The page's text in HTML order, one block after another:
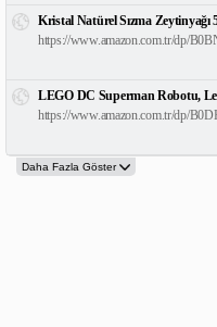
Kristal Natürel Sızma Zeytinyağı
https://www.amazon.com.tr/dp/
LEGO DC Superman Robotu,
https://www.amazon.com.tr/dp/